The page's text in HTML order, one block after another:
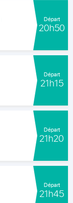
Départ
20h50
Départ
21h15
Départ
21h20
Départ
21h45